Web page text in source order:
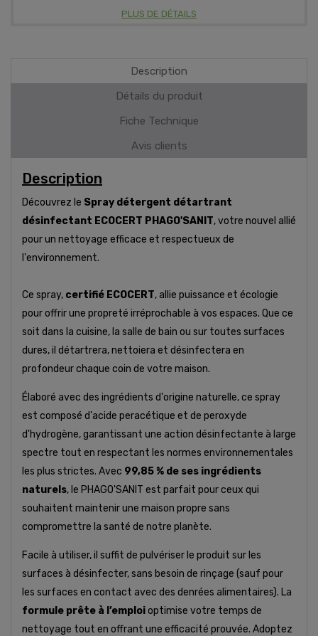
PLUS DE DÉTAILS
Description
Détails du produit
Fiche Technique
Avis clients
Description
Découvrez le Spray détergent détartrant
désinfectant ECOCERT PHAGO'SANIT, votre nouvel allié
pour un nettoyage efficace et respectueux de
l'environnement.
Ce spray, certifié ECOCERT, allie puissance et écologie
pour offrir une propreté irréprochable à vos espaces. Que ce
soit dans la cuisine, la salle de bain ou sur toutes surfaces
dures, il détartrera, nettoiera et désinfectera en
profondeur chaque coin de votre maison.
Élaboré avec des ingrédients d'origine naturelle, ce spray
est composé d'acide peracétique et de peroxyde
d'hydrogène, garantissant une action désinfectante à large
spectre tout en respectant les normes environnementales
les plus strictes. Avec 99,85 % de ses ingrédients
naturels, le PHAGO'SANIT est parfait pour ceux qui
souhaitent maintenir une maison propre sans
compromettre la santé de notre planète.
Facile à utiliser, il suffit de pulvériser le produit sur les
surfaces à désinfecter, sans besoin de rinçage (sauf pour
les surfaces en contact avec des denrées alimentaires). La
formule prête à l’emploioptimise votre temps de
nettoyage tout en offrant une efficacité prouvée. Adoptez